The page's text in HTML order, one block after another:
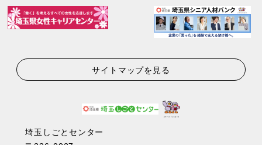
サイトマップを見る
埼玉しごとセンター